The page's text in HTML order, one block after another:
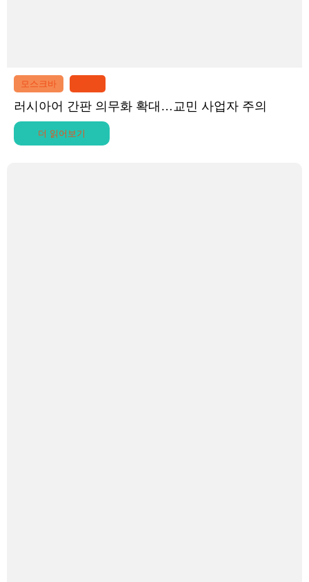
모스크바
러시아어 간판 의무화 확대…교민 사업자 주의
더 읽어보기